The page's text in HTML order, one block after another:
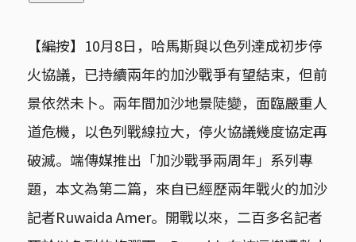
【編按】10月8日，哈馬斯與以色列達成初步停
火協議，已持續兩年的加沙戰爭有望結束，但前
景依然未卜。兩年間加沙地景陡變，面臨嚴重人
道危機，以色列戰線拉大，停火協議幾度協定再
破滅。端傳媒推出「加沙戰爭兩周年」系列專
題，本文為第二篇，來自已經歷兩年戰火的加沙
記者Ruwaida Amer。開戰以來，二百多名記者